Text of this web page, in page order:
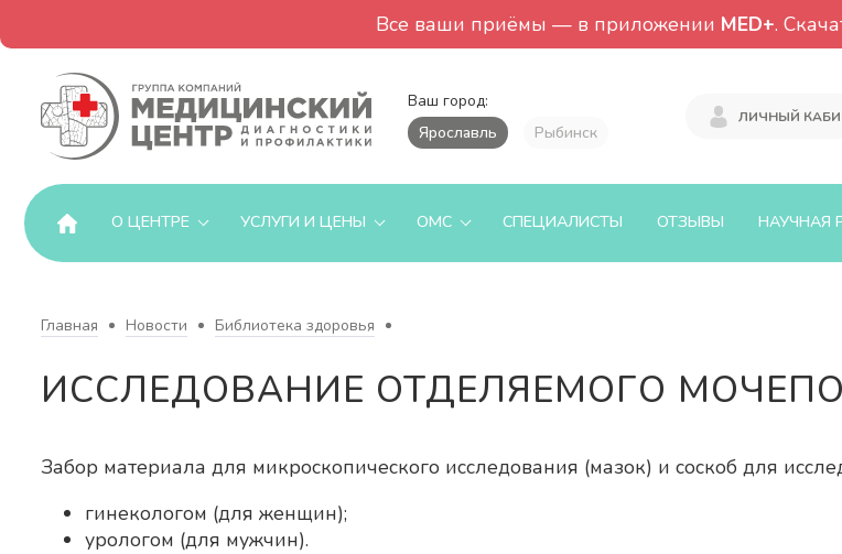
Все ваши приёмы — в приложении MED+.
Ваш город:
Ярославль
Рыбинск
ЛИЧНЫЙ
О ЦЕНТРЕ УСЛУГИ И ЦЕНЫ ОМС СПЕЦИАЛИСТЫ ОТЗЫВЫ НАУЧНАЯ
Главная Новости Библиотека здоровья
ИССЛЕДОВАНИЕ ОТДЕЛЯЕМОГО
Забор материала для микроскопического исследования (мазок) и соскоб для
гинекологом (для женщин);
урологом (для мужчин).